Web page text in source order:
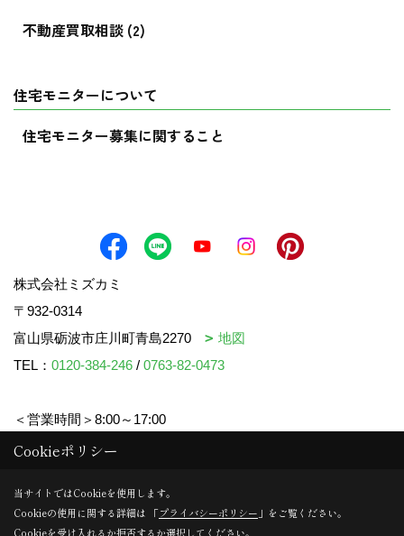
不動産買取相談 (2)
住宅モニターについて
住宅モニター募集に関すること
株式会社ミズカミ
〒932-0314
富山県砺波市庄川町青島2270
地図
TEL： 0120-384-246 / 0763-82-0473
＜営業時間＞8:00～17:00
＜定休日＞水曜日・祝日
Copyright (c) mizukami. All Rights Reserved.
Cookieポリシー
当サイトではCookieを使用します。
Cookieの使用に関する詳細は 「プライバシーポリシー 」をご覧ください。
Cookieを受け入れるか拒否するか選択してください。